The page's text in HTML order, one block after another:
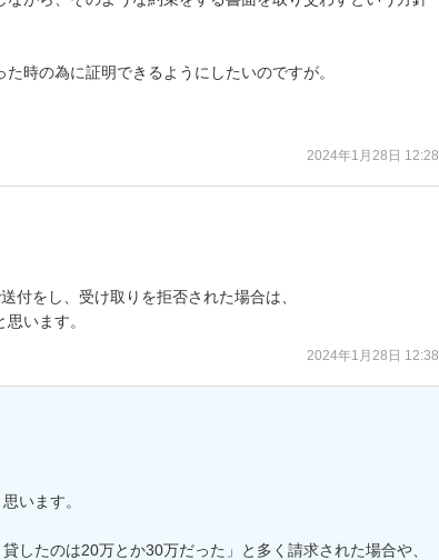
時の為に証明できるようにしたいのですが。
2024年1月28日 12:28
付をし、受け取りを拒否された場合は、
います。
2024年1月28日 12:38
います。
したのは20万とか30万だった」と多く請求された場合や、